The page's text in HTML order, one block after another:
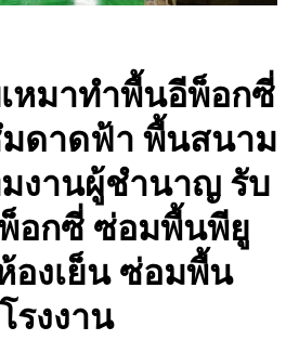
หมาทำพื้นอีพ็อกซี่
ดาดฟ้า พื้นสนาม
งานผู้ชำนาญ รับ
อกซี่ ซ่อมพื้นพียู
งเย็น ซ่อมพื้น
โรงงาน